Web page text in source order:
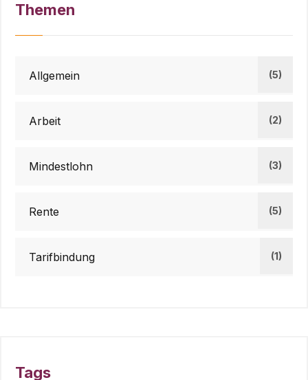
Themen
Allgemein (5)
Arbeit (2)
Mindestlohn (3)
Rente (5)
Tarifbindung (1)
Tags